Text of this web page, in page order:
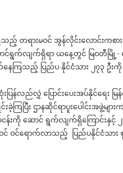
သည့် တရားမဝင် အွန်လိုင်းလောင်းကစာ
ာင်ရွက်လျက်ရှိရာ ယနေ့တွင် မြဝတီမြို့-
က်နေကြသည့် ပြည်ပ နိုင်ငံသား ၂၇၃ ဦ
ြန်လည်လွှဲ ပြောင်းပေးအပ်နိုင်ရေး
ကြပြီး ဌာနဆိုင်ရာပူးပေါင်းအဖွဲ့မ
းကို ဆောင် ရွက်လျက်ရှိကြောင်းနှင့် ၂
ဝင်ရောက်လာသည့် ပြည်ပနိုင်ငံသား စုစု